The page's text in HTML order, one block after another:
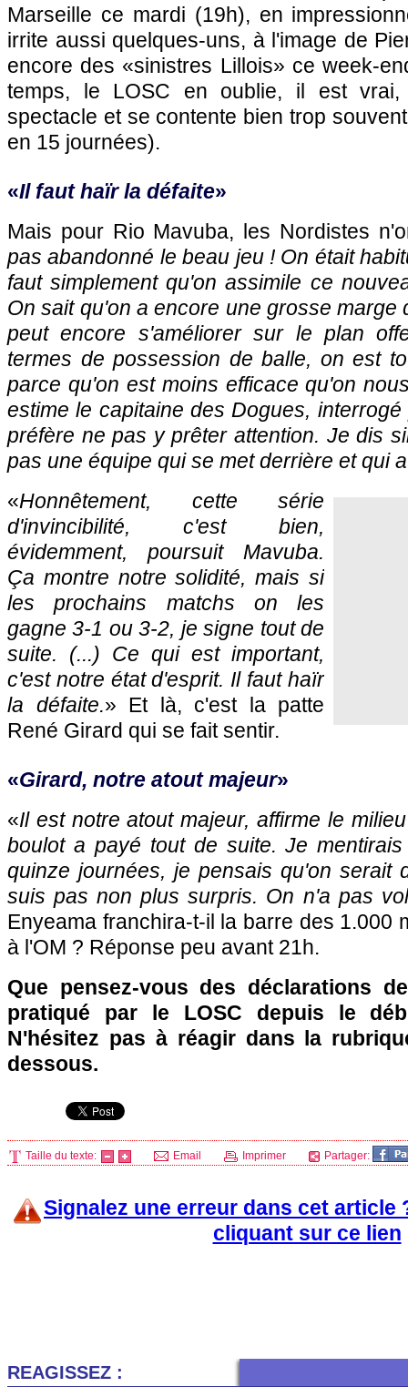
Marseille ce mardi (19h), en
irrite aussi quelques-uns, à l'image de
encore des «sinistres Lillois» ce week-
temps, le LOSC en oublie, il est
spectacle et se contente bien trop
en 15 journées).
«Il faut haïr la défaite»
Mais pour Rio Mavuba, les Nordistes
pas abandonné le beau jeu ! On était
faut simplement qu'on assimile ce
On sait qu'on a encore une grosse marge
peut encore s'améliorer sur le plan
termes de possession de balle, on est
parce qu'on est moins efficace qu'on
estime le capitaine des Dogues,
préfère ne pas y prêter attention. Je dis
pas une équipe qui se met derrière et qui
«Honnêtement, cette série
d'invincibilité, c'est bien,
évidemment, poursuit Mavuba.
Ça montre notre solidité, mais si
les prochains matchs on les
gagne 3-1 ou 3-2, je signe tout de
suite. (...) Ce qui est important,
c'est notre état d'esprit. Il faut haïr
la défaite.» Et là, c'est la patte
René Girard qui se fait sentir.
«Girard, notre atout majeur»
«Il est notre atout majeur, affirme le
boulot a payé tout de suite. Je
quinze journées, je pensais qu'on serait
suis pas non plus surpris. On n'a pas
Enyeama franchira-t-il la barre des 1.000
à l'OM ? Réponse peu avant 21h.
Que pensez-vous des déclarations
pratiqué par le LOSC depuis le
N'hésitez pas à réagir dans la
dessous.
Taille du texte: Email Imprimer Partager:
Signalez une erreur dans cet article
cliquant sur ce lien
REAGISSEZ :